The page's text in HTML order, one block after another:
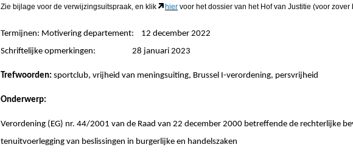
Zie bijlage voor de verwijzingsuitspraak, en klik hier voor het dossier van het Hof van Justitie (voor zover
Termijnen: Motivering departement: 12 december 2022
Schriftelijke opmerkingen: 28 januari 2023
Trefwoorden: sportclub, vrijheid van meningsuiting, Brussel I-verordening, persvrijheid
Onderwerp:
Verordening (EG) nr. 44/2001 van de Raad van 22 december 2000 betreffende de rechterlijke
tenuitvoerlegging van beslissingen in burgerlijke en handelszaken